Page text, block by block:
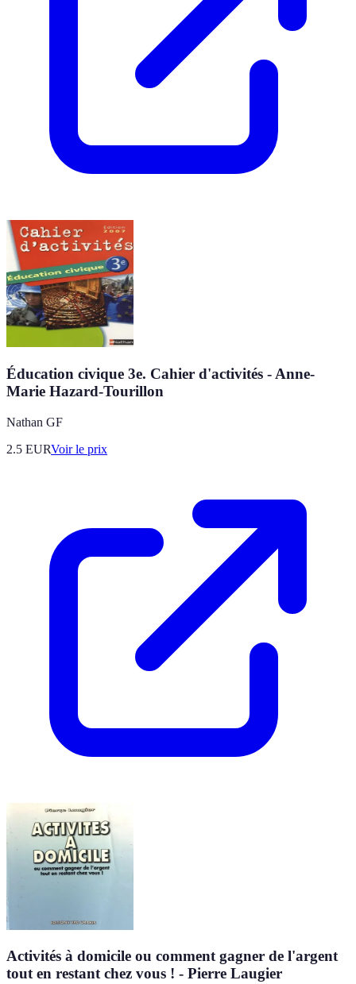
Éducation civique 3e. Cahier d'activités - Anne-
Marie Hazard-Tourillon
Nathan GF
2.5 EURVoir le prix
Activités à domicile ou comment gagner de l'argent
tout en restant chez vous ! - Pierre Laugier